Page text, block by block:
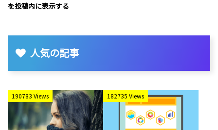
を投稿内に表示する
人気の記事
190783 Views 182735 Views